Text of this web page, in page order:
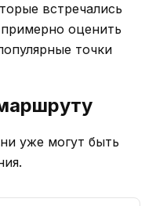
встречались
оценить
точки
уже могут быть